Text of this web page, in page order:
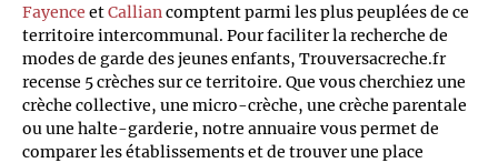
Fayence etCallian comptent parmi les plus peuplées de ce
territoire intercommunal. Pour faciliter la recherche de
modes de garde des jeunes enfants, Trouversacreche.fr
recense 5 crèches sur ce territoire. Que vous cherchiez une
crèche collective, une micro-crèche, une crèche parentale
ou une halte-garderie, notre annuaire vous permet de
comparer les établissements et de trouver une place